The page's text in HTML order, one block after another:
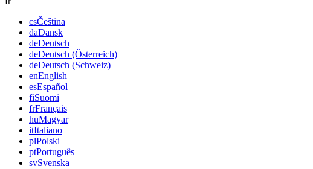
csČeština
daDansk
deDeutsch
deDeutsch (Österreich)
deDeutsch (Schweiz)
enEnglish
esEspañol
fiSuomi
frFrançais
huMagyar
itItaliano
plPolski
ptPortuguês
svSvenska